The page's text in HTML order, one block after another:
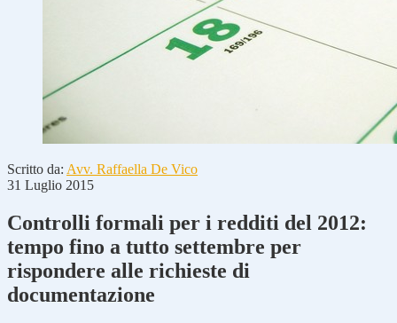
Scritto da: Avv. Raffaella De Vico
31 Luglio 2015
Controlli formali per i redditi del 2012:
tempo fino a tutto settembre per
rispondere alle richieste di
documentazione